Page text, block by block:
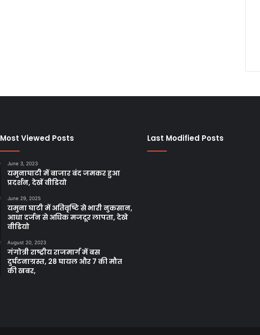
Most Viewed Posts
June 3, 2023
यमुनाघाटी में बाजार बंद जमकर हुआ
प्रदर्शन, देखें वीडियो
June 29, 2025
यमुना घाटी में अतिवृष्टि से भारी नुकसान,
आधा दर्जन से अधिक मजदूर लापता, देखे
वीडियो
August 20, 2023
गंगोत्री राष्ट्रीय राजमार्ग में बस
दुर्घटनाग्रस्त, 28 घायल और 7 की मौत
की खबर,
Last Modified Posts